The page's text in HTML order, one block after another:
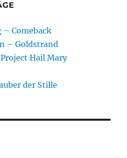
– Comeback
– Goldstrand
Hail Mary
der Stille